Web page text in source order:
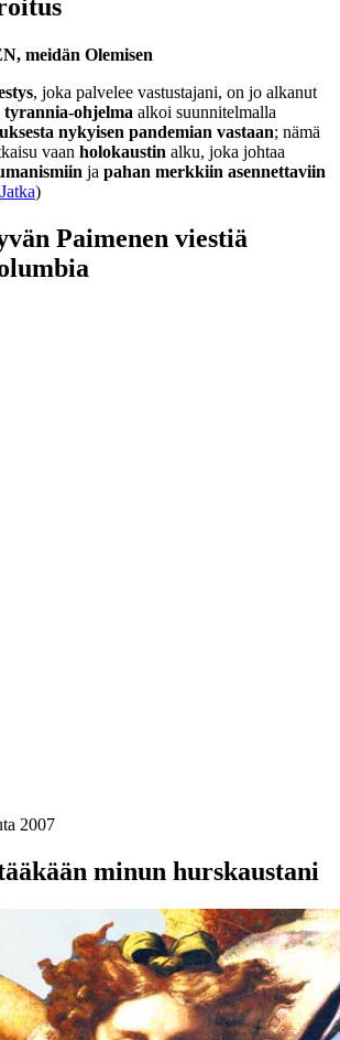
meidän Olemisen
, joka palvelee vastustajani, on jo alkanut
tyrannia-ohjelma alkoi suunnitelmalla
nykyisen pandemian vastaan; nämä
vaan holokaustin alku, joka johtaa
ja pahan merkkiin asennettaviin
Jatka)
Paimenen viestiä
2007
minun hurskaustani